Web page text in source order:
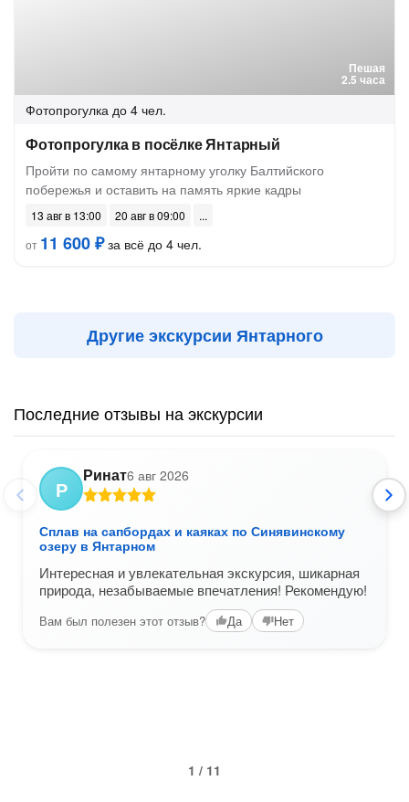
Пешая
2.5 часа
Фотопрогулка до 4 чел.
Фотопрогулка в посёлке Янтарный
Пройти по самому янтарному уголку Балтийского
побережья и оставить на память яркие кадры
13 авг в 13:00
20 авг в 09:00
от 11 600 ₽за всё до 4 чел.
Другие экскурсии Янтарного
Последние отзывы на экскурсии
Р
Ринат6 авг 2026
Сплав на сапбордах и каяках по Синявинскому
озеру в Янтарном
Интересная и увлекательная экскурсия, шикарная
природа, незабываемые впечатления! Рекомендую!
Вам был полезен этот отзыв? Да Нет
1 / 11